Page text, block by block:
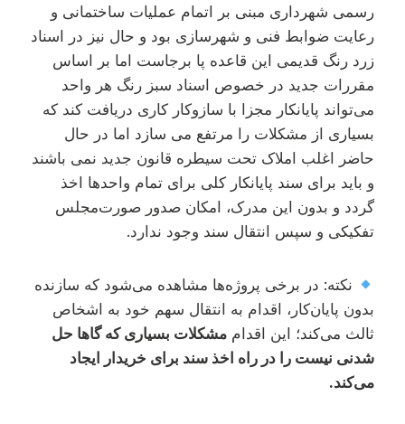
رسمی شهرداری مبنی بر اتمام عملیات ساختمانی و
رعایت ضوابط فنی و شهرسازی بود و حال نیز در اسناد
زرد رنگ قدیمی این قاعده پا برجاست اما بر اساس
مقررات جدید در خصوص اسناد سبز رنگ هر واحد
می‌تواند پایانکار مجزا با سازوکار کاری دریافت کند که
بسیاری از مشکلات را مرتفع می سازد اما در حال
حاضر اغلب املاک تحت سیطره قانون جدید نمی باشند
و باید برای سند پایانکار کلی برای تمام واحدها اخذ
گردد و بدون این مدرک، امکان صدور صورت‌مجلس
تفکیکی و سپس انتقال سند وجود ندارد.
نکته: در برخی پروژه‌ها مشاهده می‌شود که سازنده
بدون پایان‌کار، اقدام به انتقال سهم خود به اشخاص
ثالث می‌کند؛ این اقدام مشکلات بسیاری که گاها حل
شدنی نیست را در راه اخذ سند برای خریدار ایجاد
می‌کند.